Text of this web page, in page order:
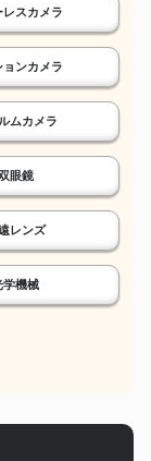
レスカメラ
ョンカメラ
ムカメラ
眼鏡
レンズ
学機械